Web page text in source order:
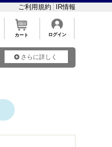
ご利用規約 IR情報
カート ログイン
さらに詳しく